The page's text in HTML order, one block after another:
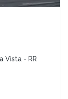
Vista - RR